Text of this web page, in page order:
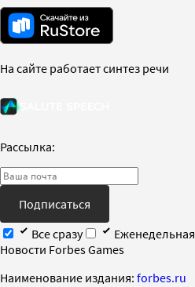
На сайте работает синтез речи
Рассылка:
Подписаться
Все сразу
Еженедельная
Новости Forbes Games
Наименование издания: forbes.ru